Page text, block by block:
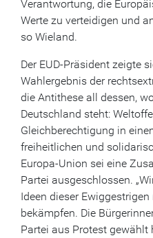
Verantwortung, die
Werte zu verteidigen und
so Wieland.
Der EUD-Präsident zeigte
Wahlergebnis der
die Antithese all dessen,
Deutschland steht:
Gleichberechtigung in
freiheitlichen und
Europa-Union sei eine
Partei ausgeschlossen.
Ideen dieser
bekämpfen. Die
Partei aus Protest gewählt